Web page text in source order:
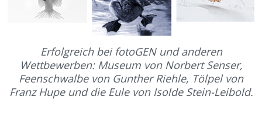
Erfolgreich bei fotoGEN und anderen
Wettbewerben: Museum von Norbert Senser,
Feenschwalbe von Gunther Riehle, Tölpel von
Franz Hupe und die Eule von Isolde Stein-Leibold.